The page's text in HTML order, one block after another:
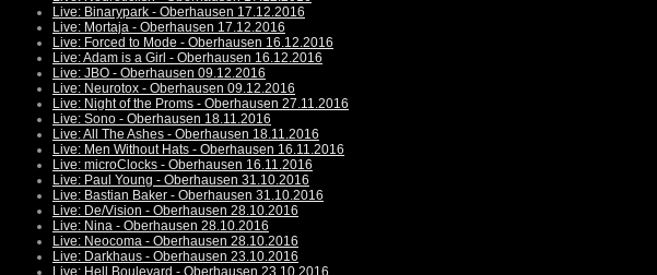
Live: Binarypark - Oberhausen 17.12.2016
Live: Mortaja - Oberhausen 17.12.2016
Live: Forced to Mode - Oberhausen 16.12.2016
Live: Adam is a Girl - Oberhausen 16.12.2016
Live: JBO - Oberhausen 09.12.2016
Live: Neurotox - Oberhausen 09.12.2016
Live: Night of the Proms - Oberhausen 27.11.2016
Live: Sono - Oberhausen 18.11.2016
Live: All The Ashes - Oberhausen 18.11.2016
Live: Men Without Hats - Oberhausen 16.11.2016
Live: microClocks - Oberhausen 16.11.2016
Live: Paul Young - Oberhausen 31.10.2016
Live: Bastian Baker - Oberhausen 31.10.2016
Live: De/Vision - Oberhausen 28.10.2016
Live: Nina - Oberhausen 28.10.2016
Live: Neocoma - Oberhausen 28.10.2016
Live: Darkhaus - Oberhausen 23.10.2016